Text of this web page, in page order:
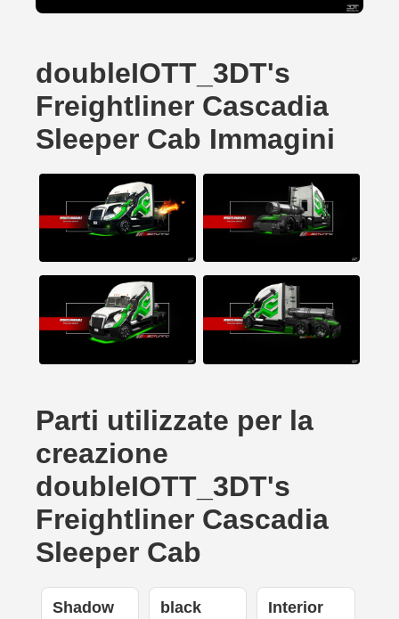
doubleIOTT_3DT's
Freightliner Cascadia
Sleeper Cab Immagini
Parti utilizzate per la
creazione
doubleIOTT_3DT's
Freightliner Cascadia
Sleeper Cab
Shadow black Interior